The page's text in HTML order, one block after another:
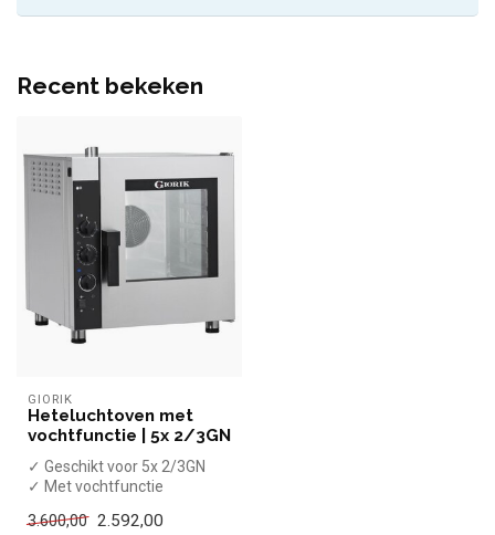
Recent bekeken
GIORIK
Heteluchtoven met
vochtfunctie | 5x 2/3GN
✓ Geschikt voor 5x 2/3GN
✓ Met vochtfunctie
✓ 230 Volt
3.600,00 2.592,00